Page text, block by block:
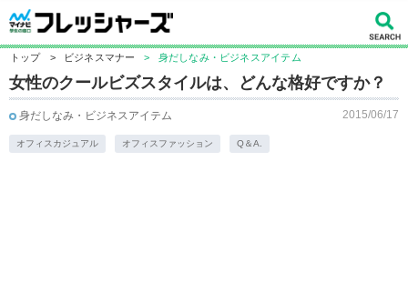
トップ > ビジネスマナー > 身だしなみ・ビジネスアイテム
女性のクールビズスタイルは、どんな格好ですか？
身だしなみ・ビジネスアイテム 2015/06/17
オフィスカジュアル オフィスファッション Q＆A.